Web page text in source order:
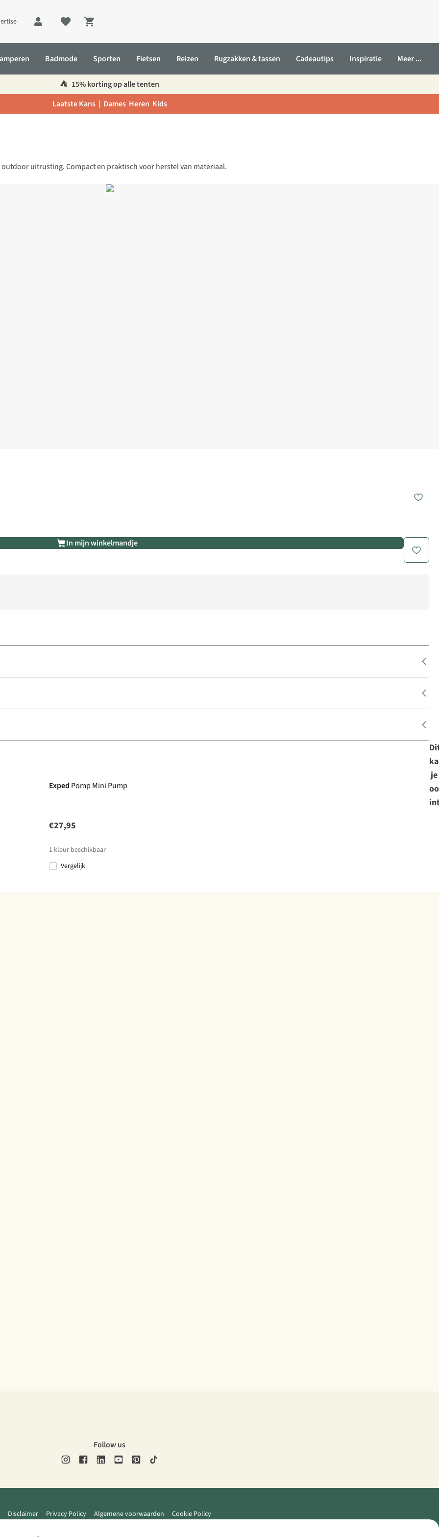
Shopping cart
Badmode Sporten Fietsen Reizen Rugzakken & tassen Cadeautips Inspiratie Meer ...
⛺️ 15% korting op alle tenten
Laatste Kans | Dames Heren Kids
uitrusting. Compact en praktisch voor herstel van materiaal.
In mijn winkelmandje
Exped Pomp Mini Pump
€27,95
1 kleur beschikbaar
Vergelijk
je
Follow us
Disclaimer Privacy Policy Algemene voorwaarden Cookie Policy